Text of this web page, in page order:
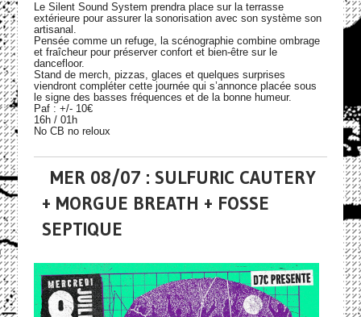
Le Silent Sound System prendra place sur la terrasse
extérieure pour assurer la sonorisation avec son système son
artisanal.
Pensée comme un refuge, la scénographie combine ombrage
et fraîcheur pour préserver confort et bien-être sur le
dancefloor.
Stand de merch, pizzas, glaces et quelques surprises
viendront compléter cette journée qui s’annonce placée sous
le signe des basses fréquences et de la bonne humeur.
Paf : +/- 10€
16h / 01h
No CB no reloux
MER 08/07 : SULFURIC CAUTERY
+ MORGUE BREATH + FOSSE
SEPTIQUE